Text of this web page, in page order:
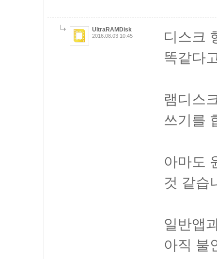
UltraRAMDisk
2016.08.03 10:45
디스크
똑같다
램디스
쓰기를
아마도
것 같습
일반앱
아직 불